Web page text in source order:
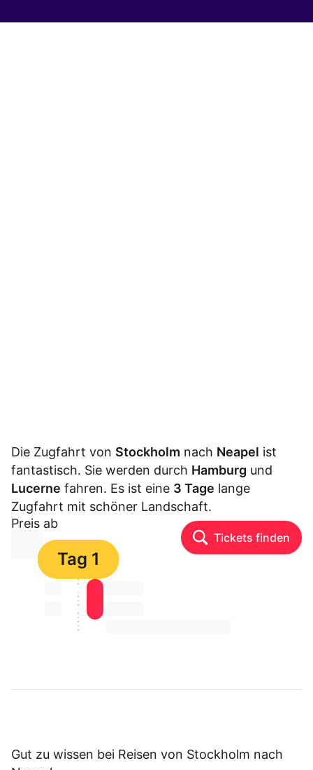
Die Zugfahrt von Stockholm nach Neapel ist
fantastisch. Sie werden durch Hamburg und
Lucerne fahren. Es ist eine 3 Tage lange
Zugfahrt mit schöner Landschaft.
Preis ab
⏳⏳ Tickets finden
Tag 1
⏳⏳ ⏳ ⏳⏳
⏳⏳ ⏳ ⏳⏳
Gut zu wissen bei Reisen von Stockholm nach